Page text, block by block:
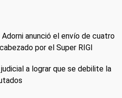
Adorni anunció el envío de cuatro
por el Super RIGI
a lograr que se debilite la